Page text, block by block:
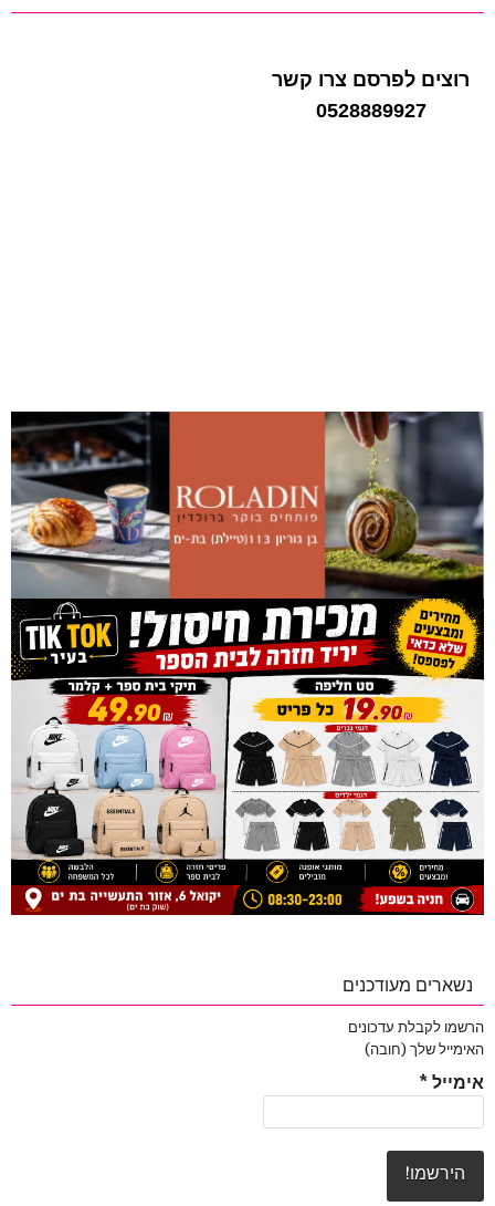
רוצים לפרסם צרו קשר
0528889927
נשארים מעודכנים
הרשמו לקבלת עדכונים
האימייל שלך (חובה)
אימייל *